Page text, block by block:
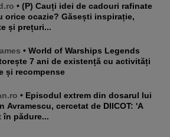
• (P) Cauți idei de cadouri rafinate
orice ocazie? Găsești inspirație,
și prețuri...
• World of Warships Legends
7 ani de existență cu activități
și recompense
• Episodul extrem din dosarul lui
Avramescu, cercetat de DIICOT: 'A
în pădure...